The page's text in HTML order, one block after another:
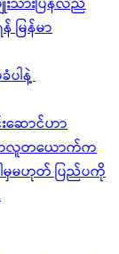
သားပြန်လည်
မြန်မာ
ပါနဲ့
ဆောင်ဟာ
ပ်ကလူတယောက်က
မှမဟုတ် ပြည်ပကို